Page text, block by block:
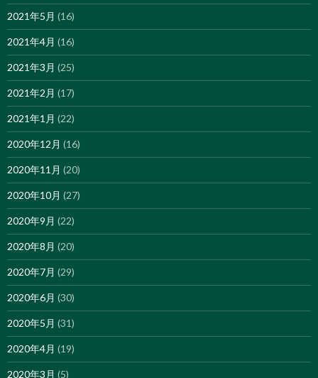
2021年5月 (16)
2021年4月 (16)
2021年3月 (25)
2021年2月 (17)
2021年1月 (22)
2020年12月 (16)
2020年11月 (20)
2020年10月 (27)
2020年9月 (22)
2020年8月 (20)
2020年7月 (29)
2020年6月 (30)
2020年5月 (31)
2020年4月 (19)
2020年3月 (5)